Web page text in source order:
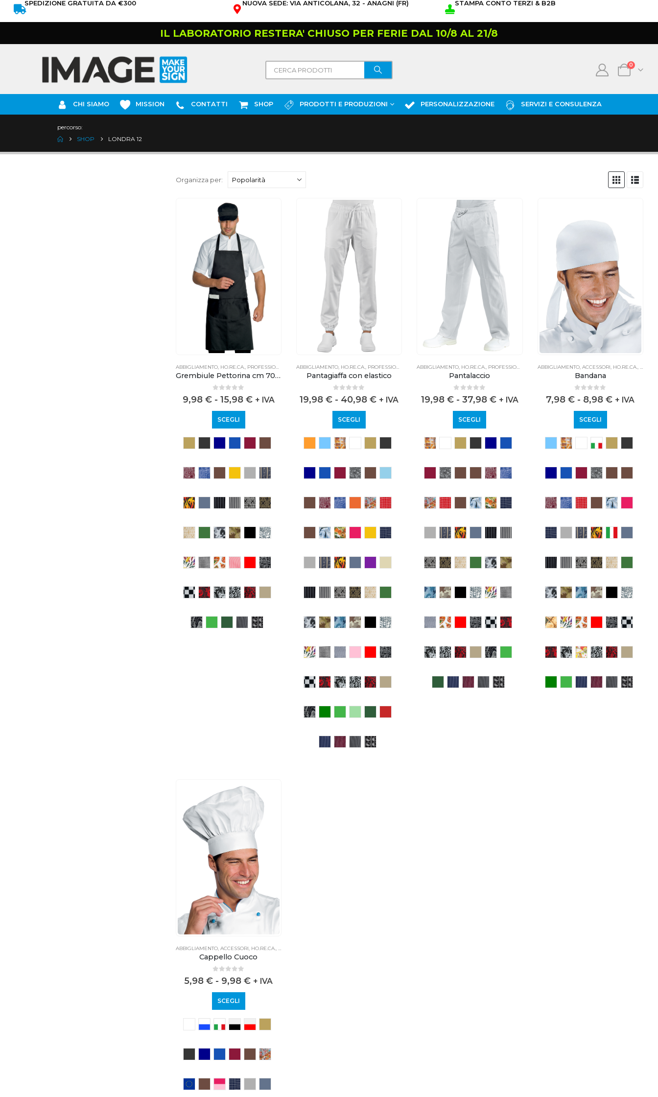
SPEDIZIONE GRATUITA DA €300 NUOVA SEDE: VIA ANTICOLANA, 32 - ANAGNI (FR) STAMPA CONTO TERZI & B2B
IL LABORATORIO RESTERA' CHIUSO PER FERIE DAL 10/8 AL 21/8
0
CHI SIAMO MISSION CONTATTI SHOP PRODOTTI E PRODUZIONI PERSONALIZZAZIONE SERVIZI E CONSULENZA
percorso:
SHOP
LONDRA 12
Organizza per:
ABBIGLIAMENTO, HO.RE.CA. PROFESSIONALE
Grembiule Pettorina cm 70×90 con tasca arrotondata
out of 5
9,98 € - 15,98 € + IVA
SCEGLI
ABBIGLIAMENTO, HO.RE.CA. PROFESSIONALE
Pantagiaffa con elastico
out of 5
19,98€ - 40,98€ + IVA
SCEGLI
ABBIGLIAMENTO HO.RE.CA. PROFESSIONALE
Pantalaccio
out of 5
19,98 € - 37,98 € + IVA
SCEGLI
ABBIGLIAMENTO, ACCESSORI HO.RE.CA.
Bandana
out of 5
7,98€ - 8,98€ + IVA
SCEGLI
ABBIGLIAMENTO, ACCESSORI HO.RE.CA.
Cappello Cuoco
out of 5
5,98€ - 9,98€ + IVA
SCEGLI